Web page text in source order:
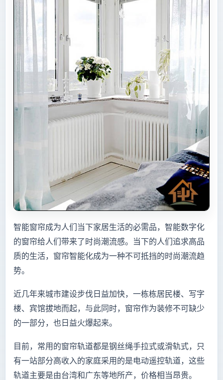
智能窗帘成为人们当下家居生活的必需品，智能数字化
的窗帘给人们带来了时尚潮流感。当下的人们追求高品
质的生活，窗帘智能化成为一种不可抵挡的时尚潮流趋
势。
近几年来城市建设步伐日益加快，一栋栋居民楼、写字
楼、宾馆拔地而起，与此同时，窗帘作为装修不可缺少
的一部分，也日益火爆起来。
目前，常用的窗帘轨道都是钢丝绳手拉式或滑轨式，只
有一站部分高收入的家庭采用的是电动遥控轨道，这些
轨道主要是由台湾和广东等地所产，价格相当昂贵。